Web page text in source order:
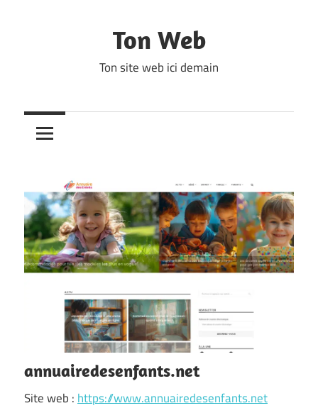
Ton Web
Ton site web ici demain
annuairedesenfants.net
Site web : https://www.annuairedesenfants.net